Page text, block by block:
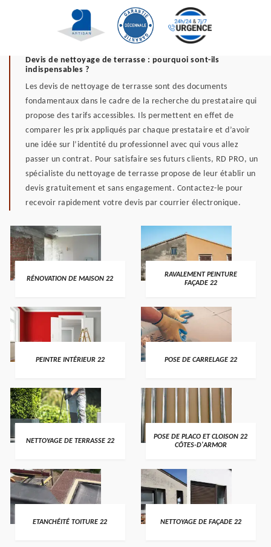
Devis de nettoyage de terrasse : pourquoi sont-ils
indispensables ?
Les devis de nettoyage de terrasse sont des documents
fondamentaux dans le cadre de la recherche du prestataire qui
propose des tarifs accessibles. Ils permettent en effet de
comparer les prix appliqués par chaque prestataire et d’avoir
une idée sur l’identité du professionnel avec qui vous allez
passer un contrat. Pour satisfaire ses futurs clients, RD PRO, un
spécialiste du nettoyage de terrasse propose de leur établir un
devis gratuitement et sans engagement. Contactez-le pour
recevoir rapidement votre devis par courrier électronique.
RÉNOVATION DE MAISON 22
RAVALEMENT PEINTURE
FAÇADE 22
PEINTRE INTÉRIEUR 22 POSE DE CARRELAGE 22
NETTOYAGE DE TERRASSE 22
POSE DE PLACO ET CLOISON 22
CÔTES-D'ARMOR
ETANCHÉITÉ TOITURE 22 NETTOYAGE DE FAÇADE 22